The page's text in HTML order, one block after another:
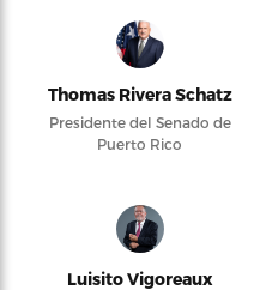
Thomas Rivera Schatz
Presidente del Senado de
Puerto Rico
Luisito Vigoreaux